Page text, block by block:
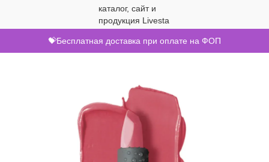
💝Бесплатная доставка при оплате на ФОП